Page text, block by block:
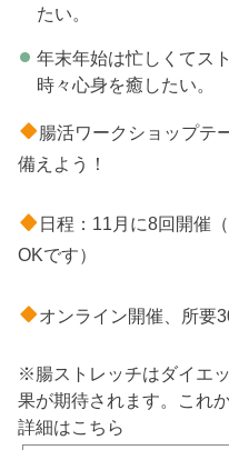
たい。
年末年始は忙しくてス
時々心身を癒したい。
腸活ワークショップテ
備えよう！
日程：11月に8回開催
OKです）
オンライン開催、所要
※腸ストレッチはダイエ
果が期待されます。これ
詳細はこちら